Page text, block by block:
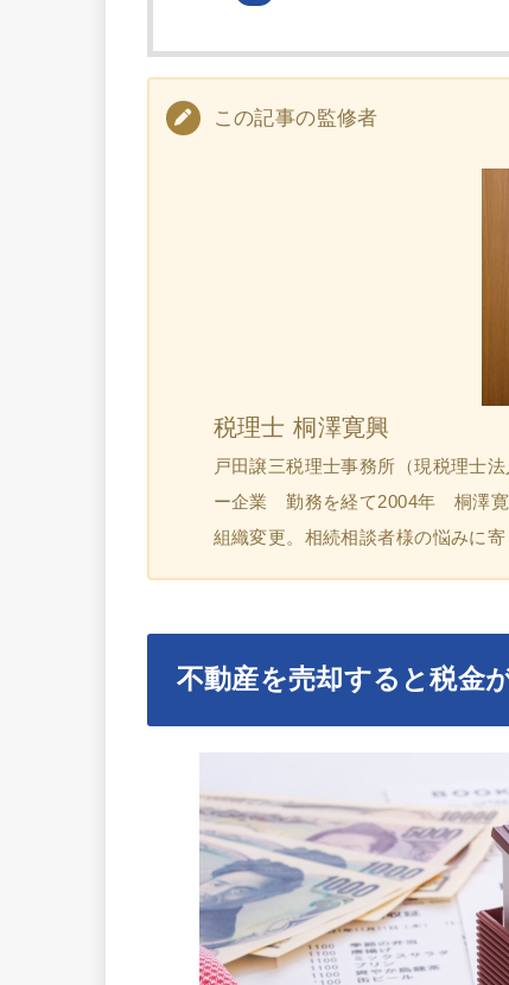
この記事の監修者
税理士 桐澤寛興
戸田譲三税理士事務所（現税理士
ー企業 勤務を経て2004年 桐澤寛
組織変更。相続相談者様の悩みに
不動産を売却すると税金